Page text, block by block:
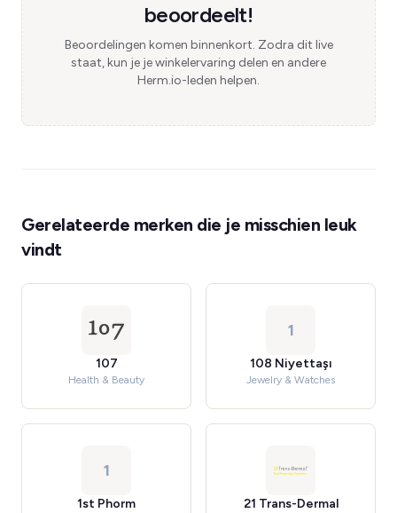
beoordeelt!
Beoordelingen komen binnenkort. Zodra dit live
staat, kun je je winkelervaring delen en andere
Herm.io-leden helpen.
Gerelateerde merken die je misschien leuk
vindt
107
Health & Beauty
1
108 Niyettaşı
Jewelry & Watches
1
1st Phorm 21 Trans-Dermal